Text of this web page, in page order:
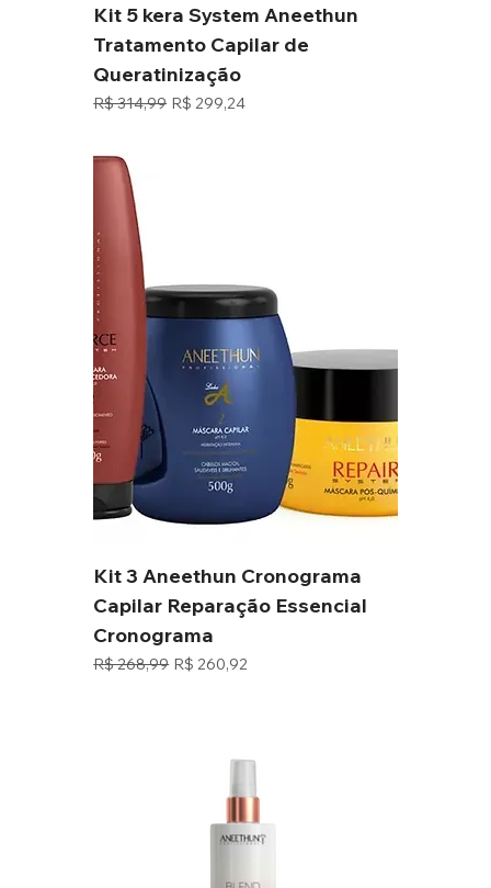
Kit 5 kera System Aneethun
Tratamento Capilar de
Queratinização
Preço normal
R$ 314,99 Preço promocional
R$ 299,24
Kit 3 Aneethun Cronograma
Capilar Reparação Essencial
Cronograma
Preço normal
R$ 268,99 Preço promocional
R$ 260,92